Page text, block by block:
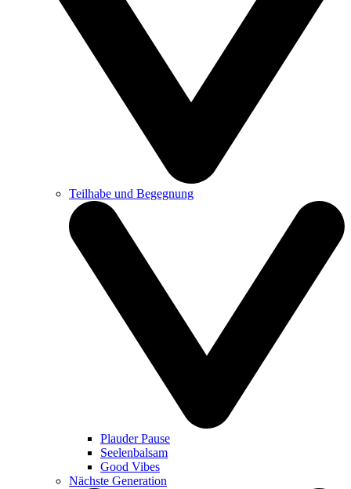
Teilhabe und Begegnung
Plauder Pause
Seelenbalsam
Good Vibes
Nächste Generation